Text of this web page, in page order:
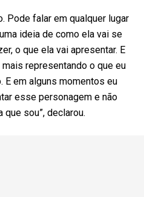
Pode falar em qualquer lugar
ideia de como ela vai se
o que ela vai apresentar. E
representando o que eu
E em alguns momentos eu
esse personagem e não
sou”, declarou.